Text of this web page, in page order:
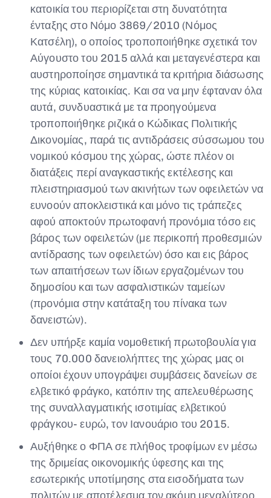
κατοικία του περιορίζεται στη δυνατότητα
ένταξης στο Νόμο 3869/2010 (Νόμος
Κατσέλη), ο οποίος τροποποιήθηκε σχετικά τον
Αύγουστο του 2015 αλλά και μεταγενέστερα και
αυστηροποίησε σημαντικά τα κριτήρια διάσωσης
της κύριας κατοικίας. Και σα να μην έφταναν όλα
αυτά, συνδυαστικά με τα προηγούμενα
τροποποιήθηκε ριζικά ο Κώδικας Πολιτικής
Δικονομίας, παρά τις αντιδράσεις σύσσωμου του
νομικού κόσμου της χώρας, ώστε πλέον οι
διατάξεις περί αναγκαστικής εκτέλεσης και
πλειστηριασμού των ακινήτων των οφειλετών να
ευνοούν αποκλειστικά και μόνο τις τράπεζες
αφού αποκτούν πρωτοφανή προνόμια τόσο εις
βάρος των οφειλετών (με περικοπή προθεσμιών
αντίδρασης των οφειλετών) όσο και εις βάρος
των απαιτήσεων των ίδιων εργαζομένων του
δημοσίου και των ασφαλιστικών ταμείων
(προνόμια στην κατάταξη του πίνακα των
δανειστών).
Δεν υπήρξε καμία νομοθετική πρωτοβουλία για
τους 70.000 δανειολήπτες της χώρας μας οι
οποίοι έχουν υπογράψει συμβάσεις δανείων σε
ελβετικό φράγκο, κατόπιν της απελευθέρωσης
της συναλλαγματικής ισοτιμίας ελβετικού
φράγκου- ευρώ, τον Ιανουάριο του 2015.
Αυξήθηκε ο ΦΠΑ σε πλήθος τροφίμων εν μέσω
της δριμείας οικονομικής ύφεσης και της
εσωτερικής υποτίμησης στα εισοδήματα των